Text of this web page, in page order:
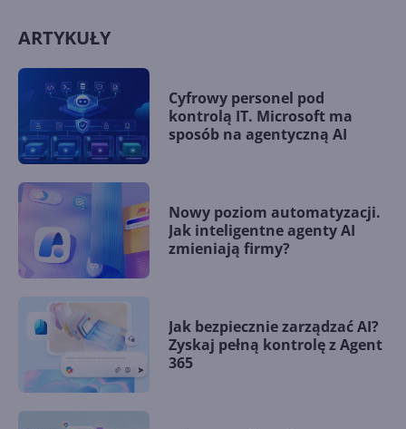
ARTYKUŁY
Cyfrowy personel pod
kontrolą IT. Microsoft ma
sposób na agentyczną AI
Nowy poziom automatyzacji.
Jak inteligentne agenty AI
zmieniają firmy?
Jak bezpiecznie zarządzać AI?
Zyskaj pełną kontrolę z Agent
365